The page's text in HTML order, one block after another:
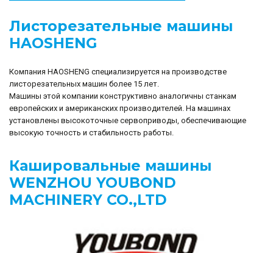
Листорезательные машины
HAOSHENG
Компания HAOSHENG специализируется на производстве
листорезательных машин более 15 лет.
Машины этой компании конструктивно аналогичны станкам
европейских и американских производителей. На машинах
установлены высокоточные сервоприводы, обеспечивающие
высокую точность и стабильность работы.
Кашировальные машины
WENZHOU YOUBOND
MACHINERY CO.,LTD